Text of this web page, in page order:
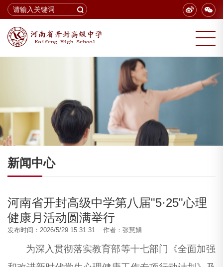
新闻中心
河南省开封高级中学第八届"5·25"心理
健康月活动圆满举行
发布时间：2026/5/29 15:31:31 作者：张慧娟
为深入贯彻落实教育部等十七部门《全面加强